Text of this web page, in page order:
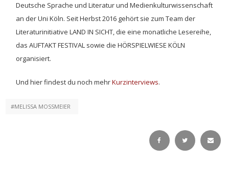
Deutsche Sprache und Literatur und Medienkulturwissenschaft
an der Uni Köln. Seit Herbst 2016 gehört sie zum Team der
Literaturinitiative LAND IN SICHT, die eine monatliche Lesereihe,
das AUFTAKT FESTIVAL sowie die HÖRSPIELWIESE KÖLN
organisiert.
Und hier findest du noch mehrKurzinterviews.
MELISSA MOSSMEIER